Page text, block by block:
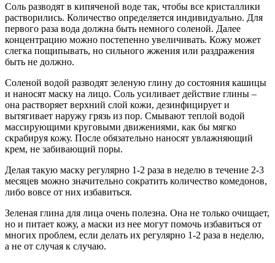
Соль разводят в кипяченой воде так, чтобы все кристаллики
растворились. Количество определяется индивидуально. Для
первого раза вода должна быть немного соленой. Далее
концентрацию можно постепенно увеличивать. Кожу может
слегка пощипывать, но сильного жжения или раздражения
быть не должно.
Соленой водой разводят зеленую глину до состояния кашицы
и наносят маску на лицо. Соль усиливает действие глины –
она растворяет верхний слой кожи, дезинфицирует и
вытягивает наружу грязь из пор. Смывают теплой водой
массирующими круговыми движениями, как бы мягко
скрабируя кожу. После обязательно наносят увлажняющий
крем, не забивающий поры.
Делая такую маску регулярно 1-2 раза в неделю в течение 2-3
месяцев можно значительно сократить количество комедонов,
либо вовсе от них избавиться.
Зеленая глина для лица очень полезна. Она не только очищает,
но и питает кожу, а маски из нее могут помочь избавиться от
многих проблем, если делать их регулярно 1-2 раза в неделю,
а не от случая к случаю.